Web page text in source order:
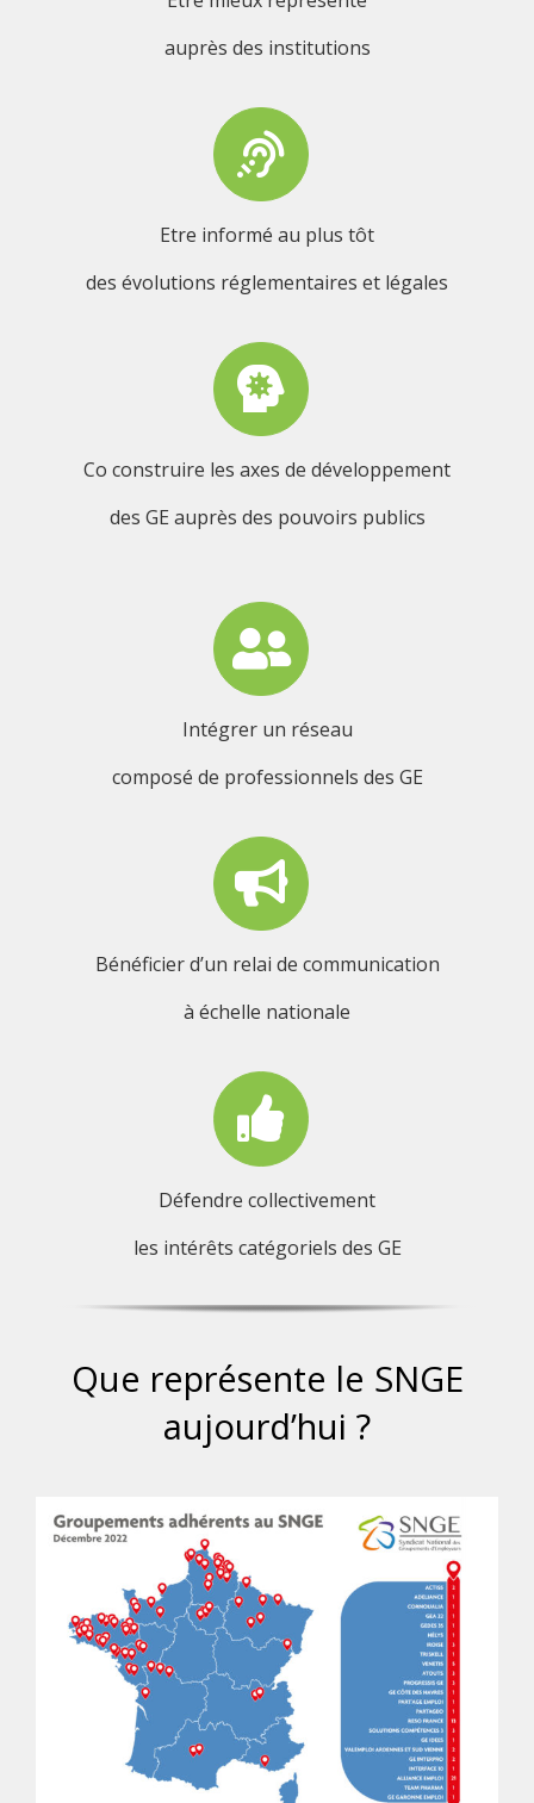
auprès des institutions
Etre informé au plus tôt
des évolutions réglementaires et légales
Co construire les axes de développement
des GE auprès des pouvoirs publics
Intégrer un réseau
composé de professionnels des GE
Bénéficier d’un relai de communication
à échelle nationale
Défendre collectivement
les intérêts catégoriels des GE
Que représente le SNGE
aujourd’hui ?